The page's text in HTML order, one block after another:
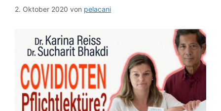
2. Oktober 2020 von pelacani